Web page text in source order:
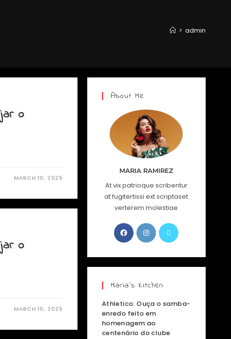
> admin
o
MARCH 10, 2025
o
MARCH 10, 2025
About Me
MARIA RAMIREZ
At vix patrioque scribentur
at fugitertissi ext scriptaset
verterem molestiae
Maria’s Kitchen
Athletico: Ouça o samba-
enredo feito em
homenagem ao
centenário do clube